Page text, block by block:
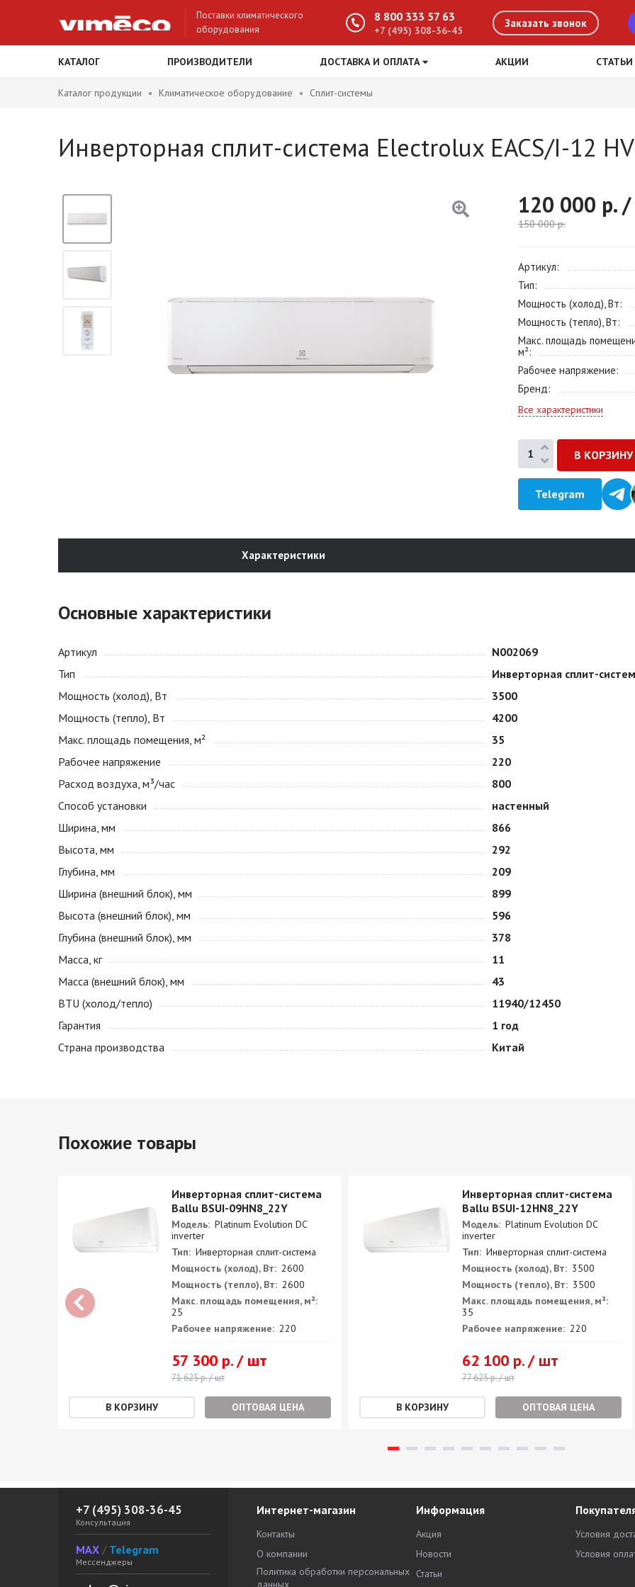
Поставки климатического
оборудования
8 800 333 57 63
+7 (495) 308-36-45
Заказать звонок
КАТАЛОГ ПРОИЗВОДИТЕЛИ ДОСТАВКА И ОПЛАТА АКЦИИ СТАТЬИ
Каталог продукции Климатическое оборудование Сплит-системы
Инверторная сплит-система Electrolux EACS/I-12
120 000 р.
150 000р.
Артикул
Тип
Мощность (холод), Вт
Мощность (тепло), Вт
Макс. площадь
м²
Рабочее напряжение
Бренд
Все характеристики
Telegram
Характеристики
Основные характеристики
Артикул
N002069
Тип
Инверторная сплит-
Мощность (холод), Вт
3500
Мощность (тепло), Вт
4200
Макс. площадь помещения, м²
35
Рабочее напряжение
220
Расход воздуха, м³/час
800
Способ установки
настенный
Ширина, мм
866
Высота, мм
292
Глубина, мм
209
Ширина (внешний блок), мм
899
Высота (внешний блок), мм
596
Глубина (внешний блок), мм
378
Масса, кг
11
Масса (внешний блок), мм
43
BTU (холод/тепло)
11940/12450
Гарантия
1 год
Страна производства
Китай
Похожие товары
Инверторная сплит-система
Ballu BSUI-09HN8_22Y
Модель: Platinum Evolution DC
inverter
Тип: Инверторная сплит-система
Мощность (холод), Вт: 2600
Мощность (тепло), Вт: 2600
Макс. площадь помещения, м²:
25
Рабочее напряжение: 220
57 300 р. / шт
71 625 р. / шт
ОПТОВАЯ ЦЕНА
Инверторная сплит-система
Ballu BSUI-12HN8_22Y
Модель: Platinum Evolution DC
inverter
Тип: Инверторная сплит-система
Мощность (холод), Вт: 3500
Мощность (тепло), Вт: 3500
Макс. площадь помещения, м²:
35
Рабочее напряжение: 220
62 100 р. / шт
77 625 р. / шт
ОПТОВАЯ ЦЕНА
+7 (495) 308-36-45
Консультация
MAX / Telegram
Мессенджеры
Интернет-магазин
Контакты
О компании
Политика обработки персональных
данных
Информация
Акция
Новости
Статьи
Условия
Условия